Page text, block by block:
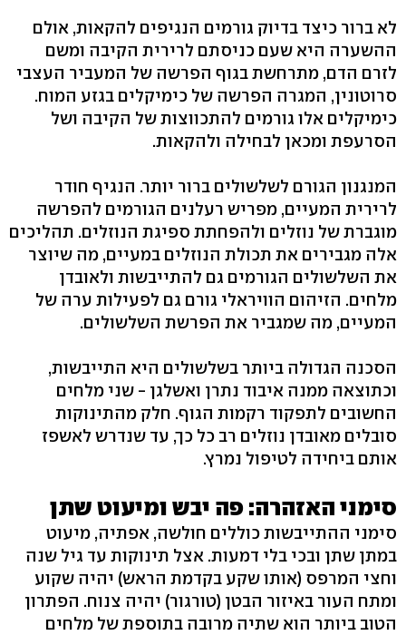
לא ברור כיצד בדיוק גורמים הנגיפים להקאות, אולם
ההשערה היא שעם כניסתם לרירית הקיבה ומשם
לזרם הדם, מתרחשת בגוף הפרשה של המעביר העצבי
סרוטונין, המגרה הפרשה של כימיקלים בגזע המוח.
כימיקלים אלו גורמים להתכווצות של הקיבה ושל
הסרעפת ומכאן לבחילה ולהקאות.
המנגנון הגורם לשלשולים ברור יותר. הנגיף חודר
לרירית המעיים, מפריש רעלנים הגורמים להפרשה
מוגברת של נוזלים ולהפחתת ספיגת הנוזלים. תהליכים
אלה מגבירים את תכולת הנוזלים במעיים, מה שיוצר
את השלשולים הגורמים גם להתייבשות ולאובדן
מלחים. הזיהום הוויראלי גורם גם לפעילות ערה של
המעיים, מה שמגביר את הפרשת השלשולים.
הסכנה הגדולה ביותר בשלשולים היא התייבשות,
וכתוצאה ממנה איבוד נתרן ואשלגן - שני מלחים
החשובים לתפקוד רקמות הגוף. חלק מהתינוקות
סובלים מאובדן נוזלים רב כל כך, עד שנדרש לאשפז
אותם ביחידה לטיפול נמרץ.
סימני האזהרה: פה יבש ומיעוט שתן
סימני ההתייבשות כוללים חולשה, אפתיה, מיעוט
במתן שתן ובכי בלי דמעות. אצל תינוקות עד גיל שנה
וחצי המרפס (אותו שקע בקדמת הראש) יהיה שקוע
ומתח העור באיזור הבטן (טורגור) יהיה צנוח. הפתרון
הטוב ביותר הוא שתיה מרובה בתוספת של מלחים